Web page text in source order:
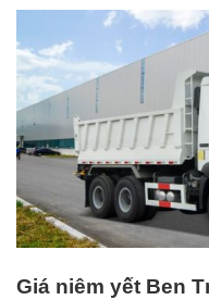
Giá niêm yết Ben